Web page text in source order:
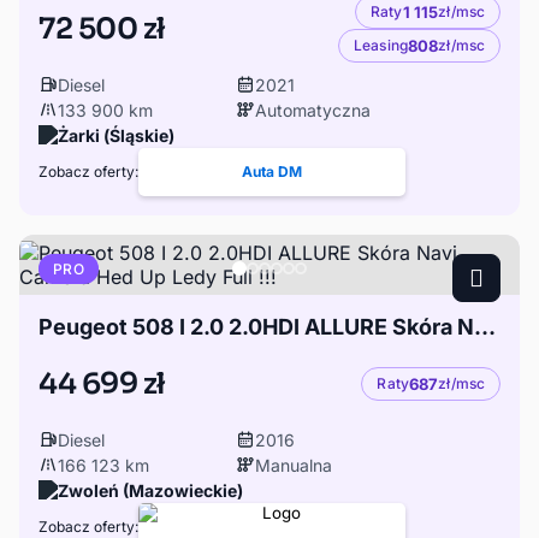
72 500 zł Raty1 115zł/msc
Leasing808zł/msc
Diesel
2021
133 900 km
Automatyczna
Żarki (Śląskie)
Zobacz oferty: Auta DM
PRO
Peugeot 508 I 2.0 2.0HDI ALLURE Skóra Navi Camera Hed Up Ledy Full !!!
44 699 zł Raty687zł/msc
Diesel
2016
166 123 km
Manualna
Zwoleń (Mazowieckie)
Zobacz oferty: